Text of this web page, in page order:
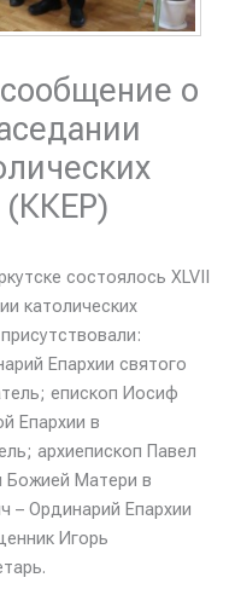
о
(ККЕР)
состоялось XLVII
католических
Епархии святого
епископ Иосиф
Епархии в
архиепископ Павел
Божией Матери в
– Ординарий Епархии
Игорь